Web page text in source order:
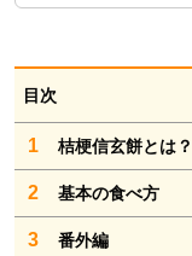
目次
1 桔梗信玄餅とは？
2 基本の食べ方
3 番外編